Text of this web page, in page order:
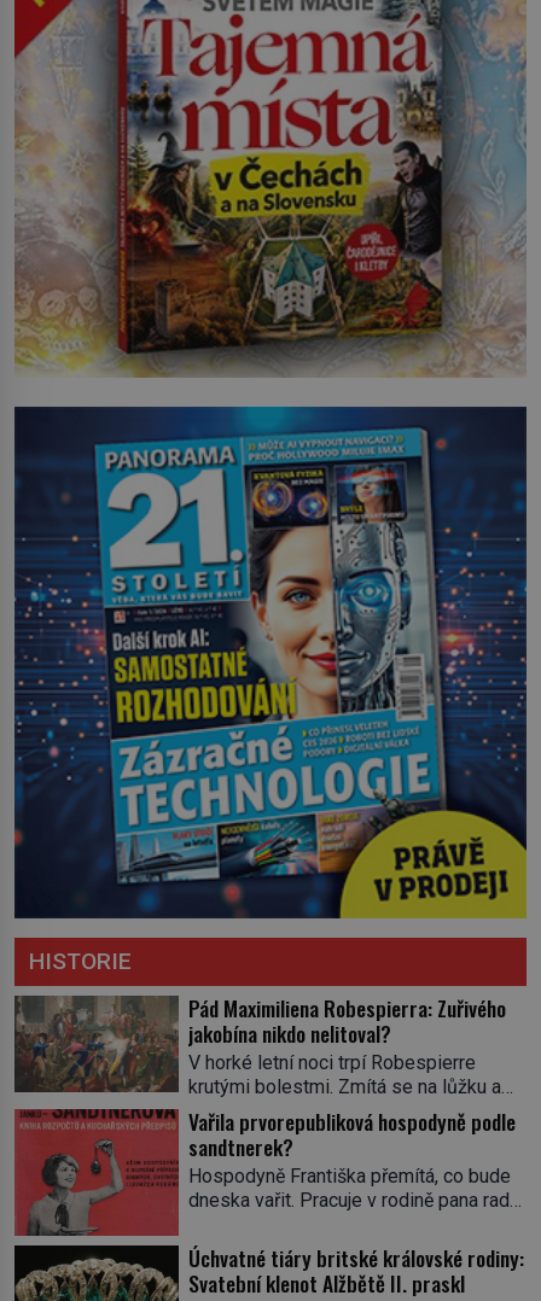
HISTORIE
Pád Maximiliena Robespierra: Zuřivého
jakobína nikdo nelitoval?
V horké letní noci trpí Robespierre
krutými bolestmi. Zmítá se na lůžku a
hlavou mu víří kolotoč myšlenek. Když
se probere z mdlob, vzpomene si na
jednu z pařížských jasnovidek, kterou
před lety navštívil. Prorokovala mu
tragický osud. Tehdy se jí vysmál.
prohlásil o něm jiný významný
francouzský revolucionář, Honoré de
Vařila prvorepubliková hospodyně podle
sandtnerek?
Hospodyně Františka přemítá, co bude
dneska vařit. Pracuje v rodině pana rady
rychle v jedné ze „sandtnerek“.
„Zaplaťpánbůh, že už nemusíme chodit
Úchvatné tiáry britské královské rodiny:
Svatební klenot Alžbětě II. praskl